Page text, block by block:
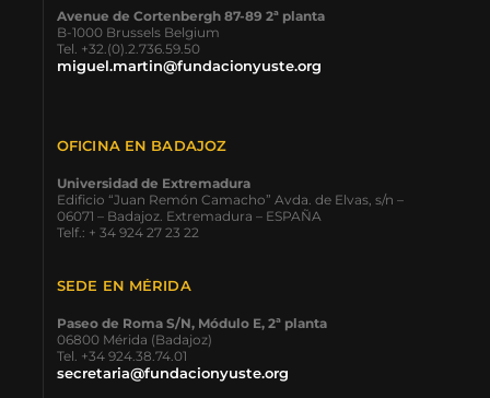
Avenue de Cortenbergh 87-89 2ª planta
B-1000 Brussels Belgium
Tel. +32.(0).2.736.59.50
miguel.martin@fundacionyuste.org
OFICINA EN BADAJOZ
Universidad de Extremadura
Edificio “Juan Remón Camacho” Avda. de Elvas, s/n –
06071 – Badajoz. Extremadura – ESPAÑA
Telf.: + 34 924 27 23 22
SEDE EN MÉRIDA
Paseo de Roma S/N, Módulo E, 2ª planta
06800 Mérida (Badajoz)
Tel. +34 924.38.74.01
secretaria@fundacionyuste.org